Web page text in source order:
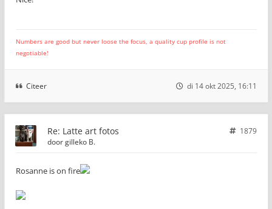
Numbers are good but never loose the focus, a quality cup profile is not
negotiable!
Citeer di 14 okt 2025, 16:11
Re: Latte art fotos
1879
doorgilleko B.
Rosanne is on fire